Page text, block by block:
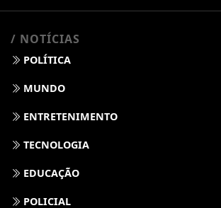
/ NOTÍCIAS
POLÍTICA
MUNDO
ENTRETENIMENTO
TECNOLOGIA
EDUCAÇÃO
POLICIAL